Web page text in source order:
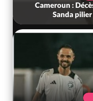
Cameroun :
Sanda